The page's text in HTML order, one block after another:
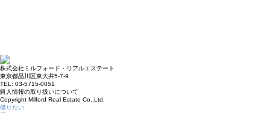
株式会社ミルフォード・リアルエステート
東京都品川区東大井5-7-9
TEL: 03-5715-0051
個人情報の取り扱いについて
Copyright Milford Real Estate Co.,Ltd.
借りたい